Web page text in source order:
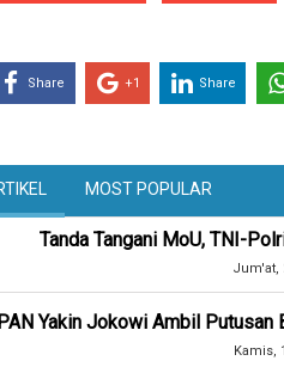
Share +1 Share
MOST POPULAR
Tanda Tangani MoU, TNI-
Jum'at,
Yakin Jokowi Ambil
Kamis,